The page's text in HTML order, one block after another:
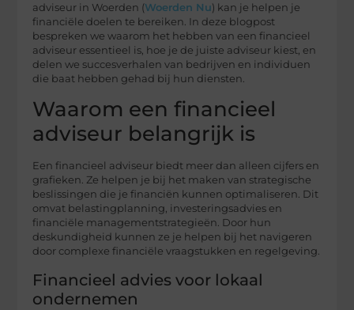
adviseur in Woerden (Woerden Nu) kan je helpen je
financiële doelen te bereiken. In deze blogpost
bespreken we waarom het hebben van een financieel
adviseur essentieel is, hoe je de juiste adviseur kiest, en
delen we succesverhalen van bedrijven en individuen
die baat hebben gehad bij hun diensten.
Waarom een financieel
adviseur belangrijk is
Een financieel adviseur biedt meer dan alleen cijfers en
grafieken. Ze helpen je bij het maken van strategische
beslissingen die je financiën kunnen optimaliseren. Dit
omvat belastingplanning, investeringsadvies en
financiële managementstrategieën. Door hun
deskundigheid kunnen ze je helpen bij het navigeren
door complexe financiële vraagstukken en regelgeving.
Financieel advies voor lokaal
ondernemen